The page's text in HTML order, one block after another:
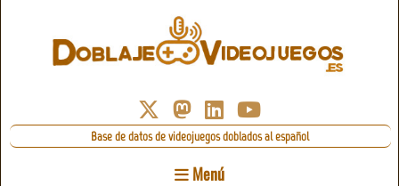
Base de datos de videojuegos doblados al español
Menú